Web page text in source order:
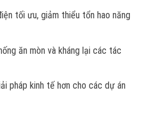
tối ưu, giảm thiểu tổn hao năng
ăn mòn và kháng lại các tác
pháp kinh tế hơn cho các dự án